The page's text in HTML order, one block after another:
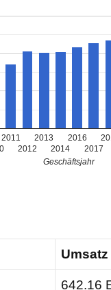
2011
2012
2013
2014
2016
2017
Geschäftsjahr
642.16